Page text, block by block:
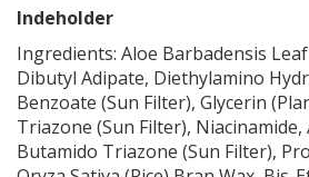
Indeholder
Ingredients: Aloe Barbadensis
Dibutyl Adipate, Diethylamino
Benzoate (Sun Filter), Glycerin
Triazone (Sun Filter),
Butamido Triazone (Sun Filter),